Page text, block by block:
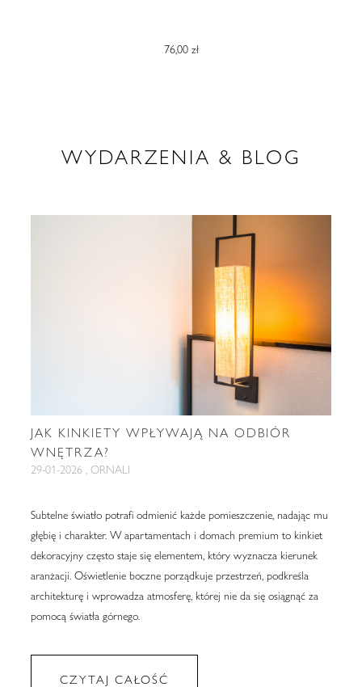
76,00 zł
WYDARZENIA & BLOG
JAK KINKIETY WPŁYWAJĄ NA ODBIÓR
WNĘTRZA?
29-01-2026 , ORNALI
Subtelne światło potrafi odmienić każde pomieszczenie, nadając mu
głębię i charakter. W apartamentach i domach premium to kinkiet
dekoracyjny często staje się elementem, który wyznacza kierunek
aranżacji. Oświetlenie boczne porządkuje przestrzeń, podkreśla
architekturę i wprowadza atmosferę, której nie da się osiągnąć za
pomocą światła górnego.
CZYTAJ CAŁOŚĆ